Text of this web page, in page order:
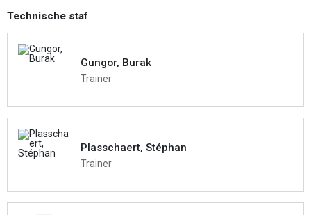
Technische staf
Gungor, Burak
Trainer
Plasschaert, Stéphan
Trainer